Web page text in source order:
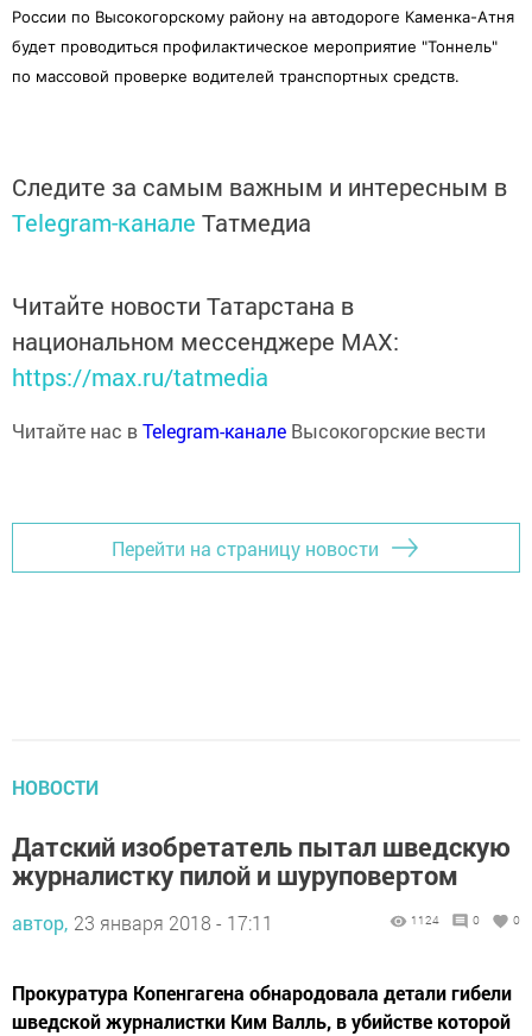
России по Высокогорскому району на автодороге Каменка-Атня
будет проводиться профилактическое мероприятие "Тоннель"
по массовой проверке водителей транспортных средств.
Следите за самым важным и интересным в
Telegram-канале Татмедиа
Читайте новости Татарстана в
национальном мессенджере MАХ:
https://max.ru/tatmedia
Читайте нас вTelegram-канале Высокогорские вести
Перейти на страницу новости
НОВОСТИ
Датский изобретатель пытал шведскую
журналистку пилой и шуруповертом
автор, 23 января 2018 - 17:11 1124 0 0
Прокуратура Копенгагена обнародовала детали гибели
шведской журналистки Ким Валль, в убийстве которой